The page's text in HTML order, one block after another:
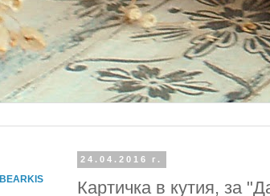
24.04.2016 г.
Картичка в кутия, за
BEARKIS